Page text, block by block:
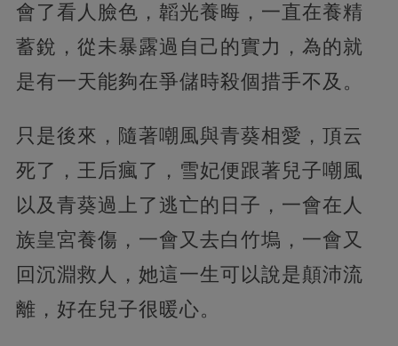
會了看人臉色，韜光養晦，一直在養精
蓄銳，從未暴露過自己的實力，為的就
是有一天能夠在爭儲時殺個措手不及。
只是後來，隨著嘲風與青葵相愛，頂云
死了，王后瘋了，雪妃便跟著兒子嘲風
以及青葵過上了逃亡的日子，一會在人
族皇宮養傷，一會又去白竹塢，一會又
回沉淵救人，她這一生可以說是顛沛流
離，好在兒子很暖心。